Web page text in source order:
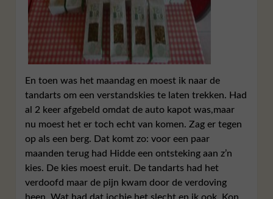
En toen was het maandag en moest ik naar de
tandarts om een verstandskies te laten trekken. Had
al 2 keer afgebeld omdat de auto kapot was,maar
nu moest het er toch echt van komen. Zag er tegen
op als een berg. Dat komt zo: voor een paar
maanden terug had Hidde een ontsteking aan z’n
kies. De kies moest eruit. De tandarts had het
verdoofd maar de pijn kwam door de verdoving
heen. Wat had dat jochie het slecht,en ik ook. Kon